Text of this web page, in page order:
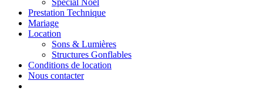
Spécial Noël
Prestation Technique
Mariage
Location
Sons & Lumières
Structures Gonflables
Conditions de location
Nous contacter